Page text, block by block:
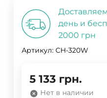
день и
2000 грн
Артикул: CH-320W
5 133 грн.
Нет в наличии